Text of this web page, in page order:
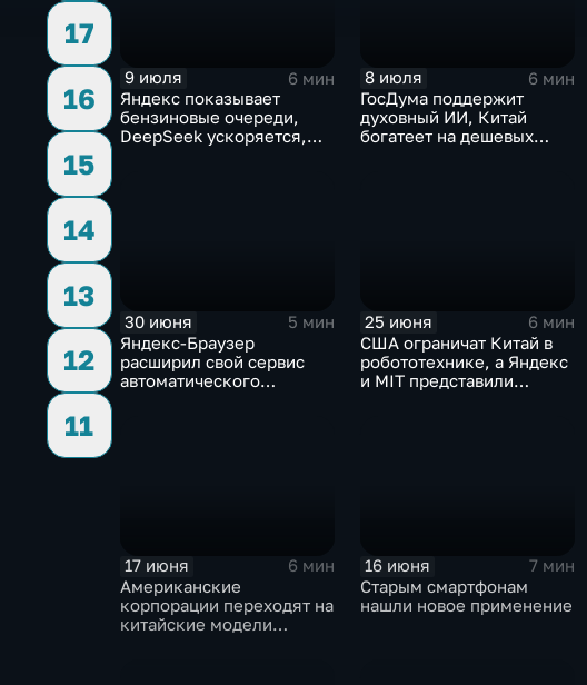
17
16
15
14
13
12
11
9 июля
6 мин
Яндекс показывает
бензиновые очереди,
DeepSeek ускоряется,
8 июля
6 мин
ГосДума поддержит
духовный ИИ, Китай
богатеет на дешевых
30 июня
5 мин
Яндекс-Браузер
расширил свой сервис
автоматического
25 июня
6 мин
США ограничат Китай в
робототехнике, а Яндекс
и MIT представили
17 июня
6 мин
Американские
корпорации переходят на
китайские модели
16 июня
7 мин
Старым смартфонам
нашли новое применение